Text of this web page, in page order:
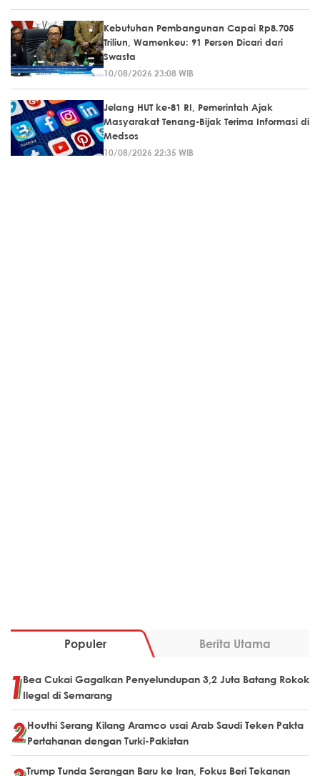
Kebutuhan Pembangunan Capai Rp8.705
Triliun, Wamenkeu: 91 Persen Dicari dari
Swasta
10/08/2026 23:08 WIB
Jelang HUT ke-81 RI, Pemerintah Ajak
Masyarakat Tenang-Bijak Terima Informasi di
Medsos
10/08/2026 22:35 WIB
Populer Berita Utama
Bea Cukai Gagalkan Penyelundupan 3,2 Juta Batang Rokok
Ilegal di Semarang
Houthi Serang Kilang Aramco usai Arab Saudi Teken Pakta
Pertahanan dengan Turki-Pakistan
Trump Tunda Serangan Baru ke Iran, Fokus Beri Tekanan